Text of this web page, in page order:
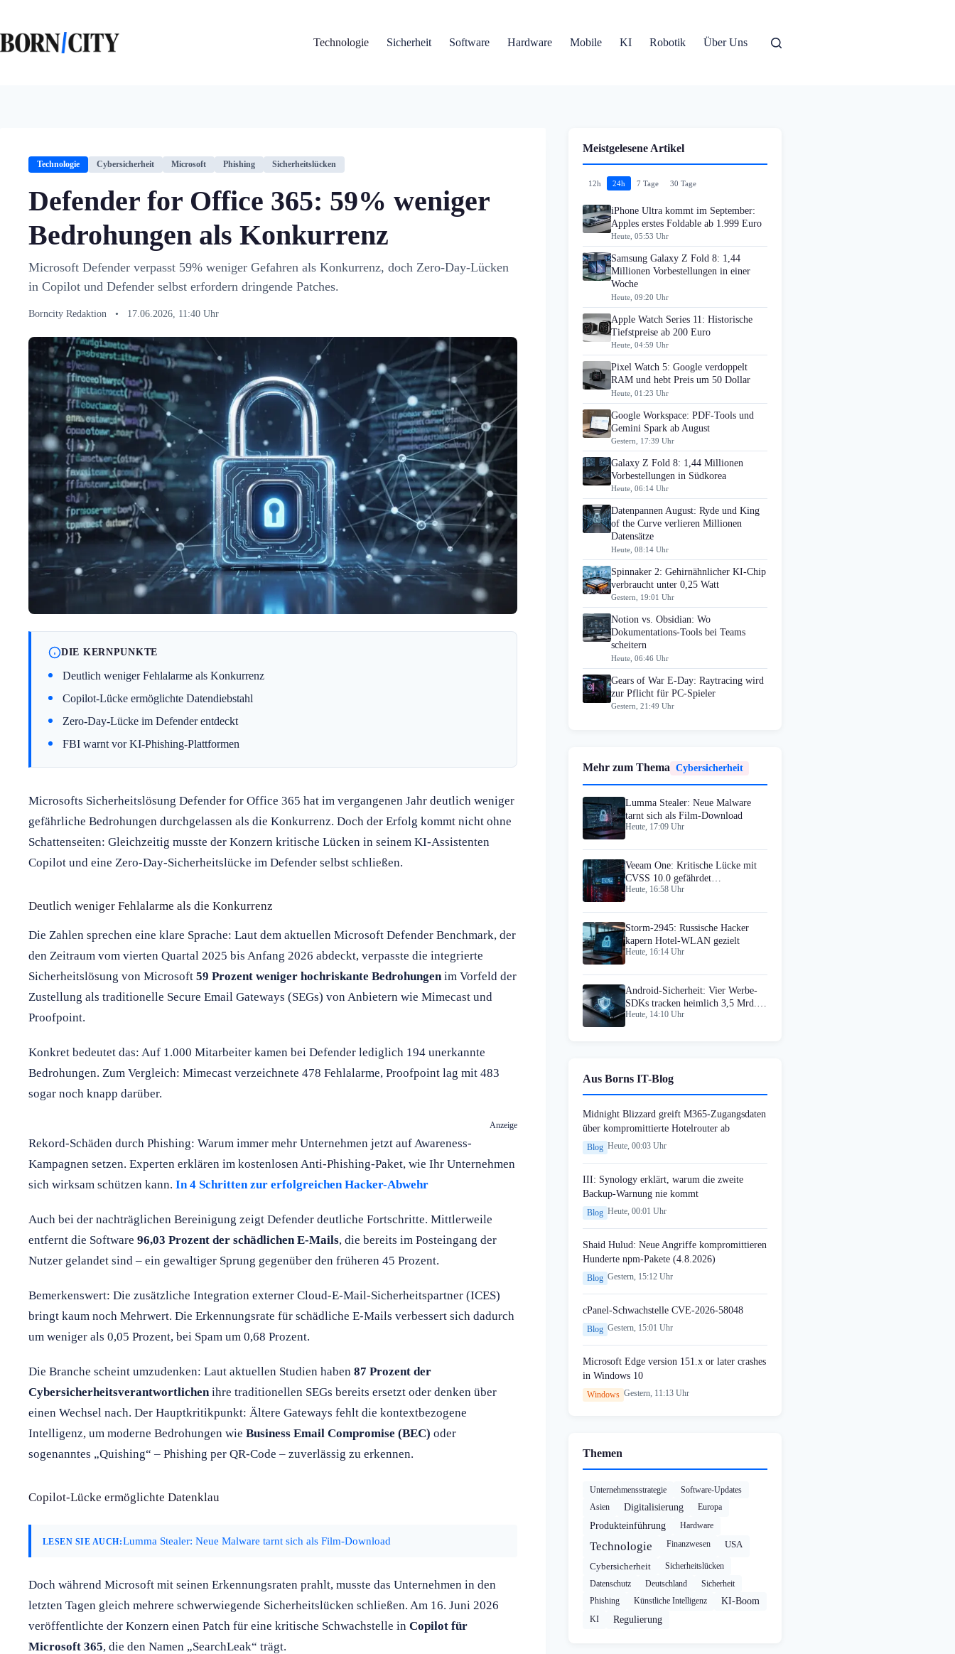
springen
Technologie
Sicherheit Software Hardware Mobile KI Robotik Über Uns
Technologie Cybersicherheit Microsoft Phishing Sicherheitslücken
Defender for Office 365: 59% weniger
Bedrohungen als Konkurrenz
Microsoft Defender verpasst 59% weniger Gefahren als Konkurrenz, doch Zero-Day-Lücken
in Copilot und Defender selbst erfordern dringende Patches.
Borncity Redaktion • 17.06.2026, 11:40 Uhr
DIE KERNPUNKTE
Deutlich weniger Fehlalarme als Konkurrenz
Copilot-Lücke ermöglichte Datendiebstahl
Zero-Day-Lücke im Defender entdeckt
FBI warnt vor KI-Phishing-Plattformen
Microsofts Sicherheitslösung Defender for Office 365 hat im vergangenen Jahr deutlich weniger
gefährliche Bedrohungen durchgelassen als die Konkurrenz. Doch der Erfolg kommt nicht ohne
Schattenseiten: Gleichzeitig musste der Konzern kritische Lücken in seinem KI-Assistenten
Copilot und eine Zero-Day-Sicherheitslücke im Defender selbst schließen.
Deutlich weniger Fehlalarme als die Konkurrenz
Die Zahlen sprechen eine klare Sprache: Laut dem aktuellen Microsoft Defender Benchmark, der
den Zeitraum vom vierten Quartal 2025 bis Anfang 2026 abdeckt, verpasste die integrierte
Sicherheitslösung von Microsoft 59 Prozent weniger hochriskante Bedrohungen im Vorfeld der
Zustellung als traditionelle Secure Email Gateways (SEGs) von Anbietern wie Mimecast und
Proofpoint.
Konkret bedeutet das: Auf 1.000 Mitarbeiter kamen bei Defender lediglich 194 unerkannte
Bedrohungen. Zum Vergleich: Mimecast verzeichnete 478 Fehlalarme, Proofpoint lag mit 483
sogar noch knapp darüber.
Anzeige
Rekord-Schäden durch Phishing: Warum immer mehr Unternehmen jetzt auf Awareness-
Kampagnen setzen. Experten erklären im kostenlosen Anti-Phishing-Paket, wie Ihr Unternehmen
sich wirksam schützen kann. In 4 Schritten zur erfolgreichen Hacker-Abwehr
Auch bei der nachträglichen Bereinigung zeigt Defender deutliche Fortschritte. Mittlerweile
entfernt die Software 96,03 Prozent der schädlichen E-Mails, die bereits im Posteingang der
Nutzer gelandet sind – ein gewaltiger Sprung gegenüber den früheren 45 Prozent.
Bemerkenswert: Die zusätzliche Integration externer Cloud-E-Mail-Sicherheitspartner (ICES)
bringt kaum noch Mehrwert. Die Erkennungsrate für schädliche E-Mails verbessert sich dadurch
um weniger als 0,05 Prozent, bei Spam um 0,68 Prozent.
Die Branche scheint umzudenken: Laut aktuellen Studien haben 87 Prozent der
Cybersicherheitsverantwortlichen ihre traditionellen SEGs bereits ersetzt oder denken über
einen Wechsel nach. Der Hauptkritikpunkt: Ältere Gateways fehlt die kontextbezogene
Intelligenz, um moderne Bedrohungen wie Business Email Compromise (BEC) oder
sogenanntes „Quishing“ – Phishing per QR-Code – zuverlässig zu erkennen.
Copilot-Lücke ermöglichte Datenklau
LESEN SIE AUCH:Lumma Stealer: Neue Malware tarnt sich als Film-Download
Doch während Microsoft mit seinen Erkennungsraten prahlt, musste das Unternehmen in den
letzten Tagen gleich mehrere schwerwiegende Sicherheitslücken schließen. Am 16. Juni 2026
veröffentlichte der Konzern einen Patch für eine kritische Schwachstelle in Copilot für
Microsoft 365, die den Namen „SearchLeak“ trägt.
Meistgelesene Artikel
12h 24h 7 Tage 30 Tage
iPhone Ultra kommt im September:
Apples erstes Foldable ab 1.999 Euro
Heute, 05:53 Uhr
Samsung Galaxy Z Fold 8: 1,44
Millionen Vorbestellungen in einer
Woche
Heute, 09:20 Uhr
Apple Watch Series 11: Historische
Tiefstpreise ab 200 Euro
Heute, 04:59 Uhr
Pixel Watch 5: Google verdoppelt
RAM und hebt Preis um 50 Dollar
Heute, 01:23 Uhr
Google Workspace: PDF-Tools und
Gemini Spark ab August
Gestern, 17:39 Uhr
Galaxy Z Fold 8: 1,44 Millionen
Vorbestellungen in Südkorea
Heute, 06:14 Uhr
Datenpannen August: Ryde und King
of the Curve verlieren Millionen
Datensätze
Heute, 08:14 Uhr
Spinnaker 2: Gehirnähnlicher KI-Chip
verbraucht unter 0,25 Watt
Gestern, 19:01 Uhr
Notion vs. Obsidian: Wo
Dokumentations-Tools bei Teams
scheitern
Heute, 06:46 Uhr
Gears of War E-Day: Raytracing wird
zur Pflicht für PC-Spieler
Gestern, 21:49 Uhr
Mehr zum Thema Cybersicherheit
Lumma Stealer: Neue Malware
tarnt sich als Film-Download
Heute, 17:09 Uhr
Veeam One: Kritische Lücke mit
CVSS 10.0 gefährdet
Datensicherungen
Heute, 16:58 Uhr
Storm-2945: Russische Hacker
kapern Hotel-WLAN gezielt
Heute, 16:14 Uhr
Android-Sicherheit: Vier Werbe-
SDKs tracken heimlich 3,5 Mrd.
Nutzer
Heute, 14:10 Uhr
Aus Borns IT-Blog
Midnight Blizzard greift M365-Zugangsdaten
über kompromittierte Hotelrouter ab
Blog Heute, 00:03 Uhr
III: Synology erklärt, warum die zweite
Backup-Warnung nie kommt
Blog Heute, 00:01 Uhr
Shaid Hulud: Neue Angriffe kompromittieren
Hunderte npm-Pakete (4.8.2026)
Blog Gestern, 15:12 Uhr
cPanel-Schwachstelle CVE-2026-58048
Blog Gestern, 15:01 Uhr
Microsoft Edge version 151.x or later crashes
in Windows 10
Windows Gestern, 11:13 Uhr
Themen
Unternehmensstrategie
Software-Updates
Asien
Digitalisierung Europa
Produkteinführung Hardware
Technologie Finanzwesen USA
Cybersicherheit
Sicherheitslücken
Datenschutz
Deutschland
Sicherheit
Phishing
Künstliche Intelligenz KI-Boom
KI Regulierung